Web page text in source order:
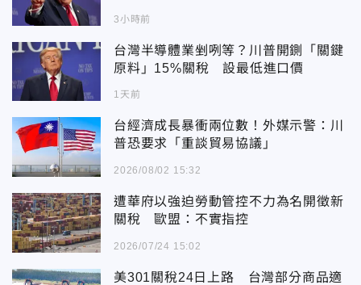
3小時前
台灣半導體業剉咧等？川普開鍘「關鍵
原料」15%關稅 設最低進口價
1天前
台經濟成長暴衝兩位數！外媒示警：川
普恐要求「重談貿易協議」
2026/08/02 15:32
遭華府以強迫勞動管控不力為名開徵新
關稅 歐盟：不實指控
2026/07/24 15:02
美301關稅24日上路 台灣部分商品適